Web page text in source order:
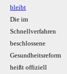
bleibt
Die im
Schnellverfahren
beschlossene
Gesundheitsreform
heißt offiziell